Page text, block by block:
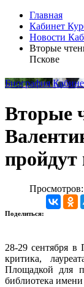
Главная
Кабинет
Новости
Вторые
Пскове
Биография
Вторые
пройдут
Поделиться:
28-29 сентября в
критика,
Площадкой для
библиотека